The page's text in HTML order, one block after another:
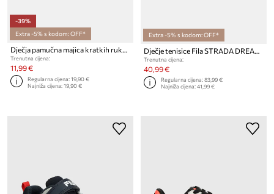
-39%
Extra -5% s kodom: OFF*
Dječja pamučna majica kratkih rukava Fila ISNY
Trenutna cijena:
11,99 €
Regularna cijena:19,90 €
Najniža cijena:19,90 €
Extra -5% s kodom: OFF*
Trenutna cijena:
40,99 €
Regularna cijena:83,99 €
Najniža cijena:41,99 €